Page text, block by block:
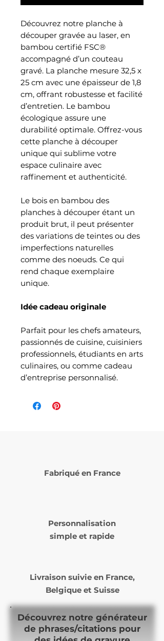
Découvrez notre planche à
découper gravée au laser, en
bambou certifié FSC®
accompagné d’un couteau
gravé. La planche mesure 32,5 x
25 cm avec une épaisseur de 1,8
cm, offrant robustesse et facilité
d’entretien. Le bambou
écologique assure une
durabilité optimale. Offrez-vous
cette planche à découper
unique qui sublime votre
espace culinaire avec
raffinement et authenticité.
Le bois en bambou des
planches à découper étant un
produit brut, il peut présenter
des variations de teintes ou des
imperfections naturelles
comme des noeuds. Ce qui
rend chaque exemplaire
unique.
Idée cadeau originale
Parfait pour les chefs amateurs,
passionnés de cuisine, cuisiniers
professionnels, étudiants en arts
culinaires, ou comme cadeau
d’entreprise personnalisé.
Fabriqué en France
Personnalisation
simple et rapide
Livraison suivie en France,
Belgique et Suisse
Découvrez notre générateur
de phrases/citations pour